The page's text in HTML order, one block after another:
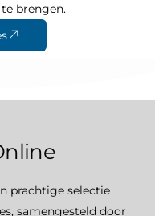
brengen.
prachtige selectie
samengesteld door